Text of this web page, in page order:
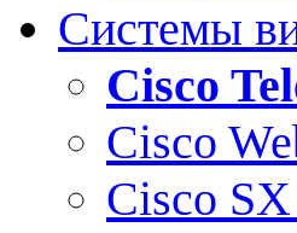
Системы
Cisco
Cisco
Cisco